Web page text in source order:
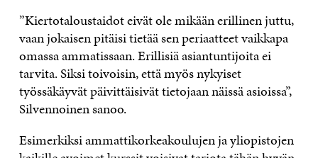
”Kiertotaloustaidot eivät ole mikään erillinen juttu,
vaan jokaisen pitäisi tietää sen periaatteet vaikkapa
omassa ammatissaan. Erillisiä asiantuntijoita ei
tarvita. Siksi toivoisin, että myös nykyiset
työssäkäyvät päivittäisivät tietojaan näissä asioissa”,
Silvennoinen sanoo.
Esimerkiksi ammattikorkeakoulujen ja yliopistojen